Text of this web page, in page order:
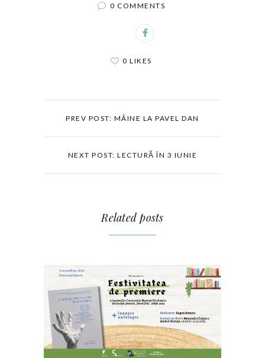
0 COMMENTS
0 LIKES
PREV POST: MÂINE LA PAVEL DAN
NEXT POST: LECTURĂ ÎN 3 IUNIE
Related posts